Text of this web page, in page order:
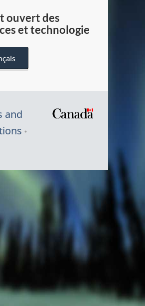
ouvert des
et technologie
and
Canada